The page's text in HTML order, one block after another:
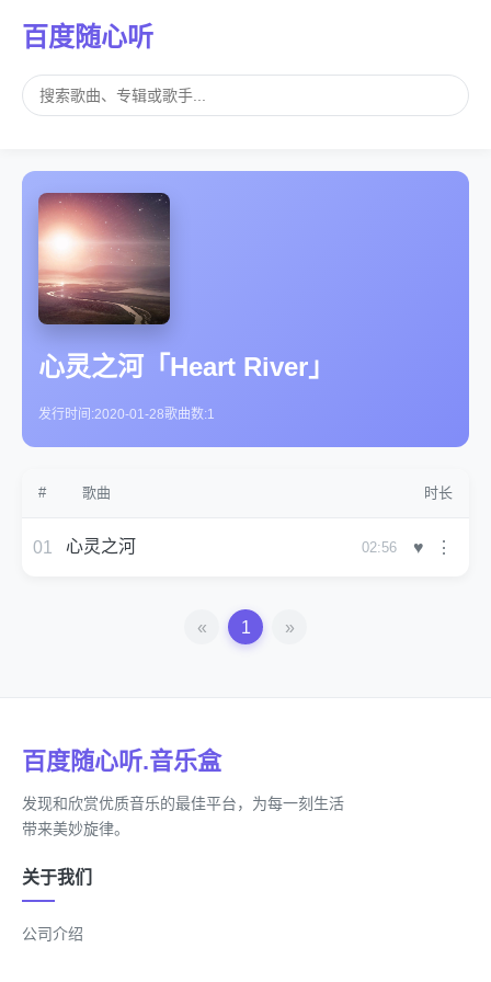
百度随心听
心灵之河「Heart River」
发行时间:2020-01-28歌曲数:1
# 歌曲 时长
01 心灵之河 02:56 ♥ ⋮
« 1 »
百度随心听.音乐盒
发现和欣赏优质音乐的最佳平台，为每一刻生活
带来美妙旋律。
关于我们
公司介绍